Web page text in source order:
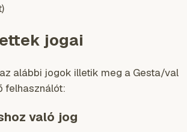
jogai
alábbi jogok illetik meg a Gesta/val
felhasználót:
való jog